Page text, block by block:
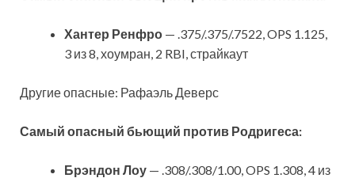
Хантер Ренфро — .375/.375/.7522, OPS 1.125,
3 из 8, хоумран, 2 RBI, страйкаут
Другие опасные: Рафаэль Деверс
Самый опасный бьющий против Родригеса:
Брэндон Лоу — .308/.308/1.00, OPS 1.308, 4 из